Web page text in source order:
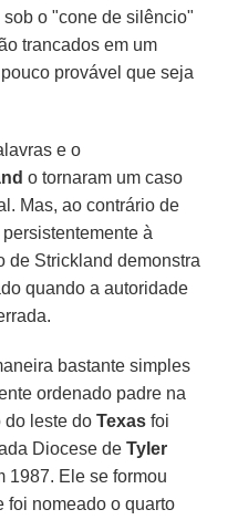
o "cone de silêncio"
trancados em um
provável que seja
e o
o tornaram um caso
Mas, ao contrário de
à
de Strickland demonstra
quando a autoridade
bastante simples
ordenado padre na
do leste doTexas foi
Diocese deTyler
1987. Ele se formou
foi nomeado o quarto